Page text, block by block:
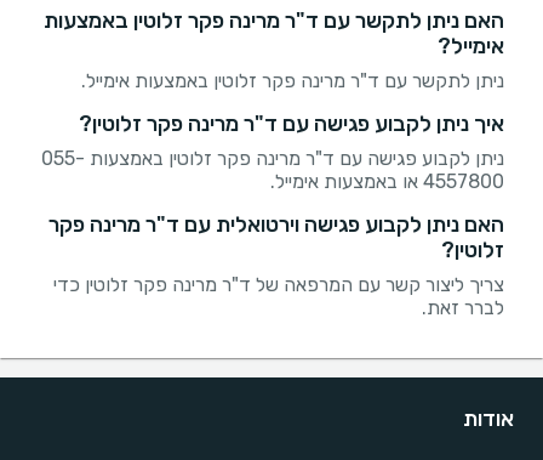
האם ניתן לתקשר עם ד"ר מרינה פקר זלוטין באמצעות
אימייל?
ניתן לתקשר עם ד"ר מרינה פקר זלוטין באמצעות אימייל.
איך ניתן לקבוע פגישה עם ד"ר מרינה פקר זלוטין?
ניתן לקבוע פגישה עם ד"ר מרינה פקר זלוטין באמצעות 055-
4557800 או באמצעות אימייל.
האם ניתן לקבוע פגישה וירטואלית עם ד"ר מרינה פקר
זלוטין?
צריך ליצור קשר עם המרפאה של ד"ר מרינה פקר זלוטין כדי
לברר זאת.
אודות